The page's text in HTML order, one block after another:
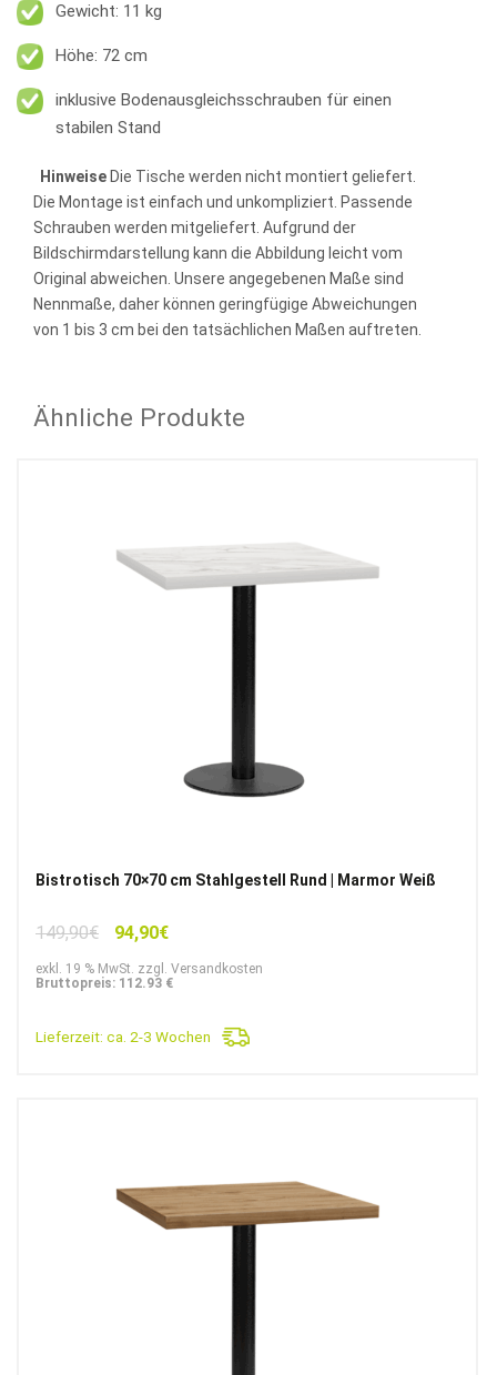
Gewicht: 11 kg
Höhe: 72 cm
inklusive Bodenausgleichsschrauben für einen
stabilen Stand
Hinweise Die Tische werden nicht montiert geliefert.
Die Montage ist einfach und unkompliziert. Passende
Schrauben werden mitgeliefert. Aufgrund der
Bildschirmdarstellung kann die Abbildung leicht vom
Original abweichen. Unsere angegebenen Maße sind
Nennmaße, daher können geringfügige Abweichungen
von 1 bis 3 cm bei den tatsächlichen Maßen auftreten.
Ähnliche Produkte
Bistrotisch 70×70 cm Stahlgestell Rund | Marmor Weiß
149,90€
Ursprünglicher
war:
94,90€Aktueller
ist:
exkl. 19 % MwSt. zzgl. Versandkosten
Bruttopreis: 112.93 €
Lieferzeit: ca. 2-3 Wochen